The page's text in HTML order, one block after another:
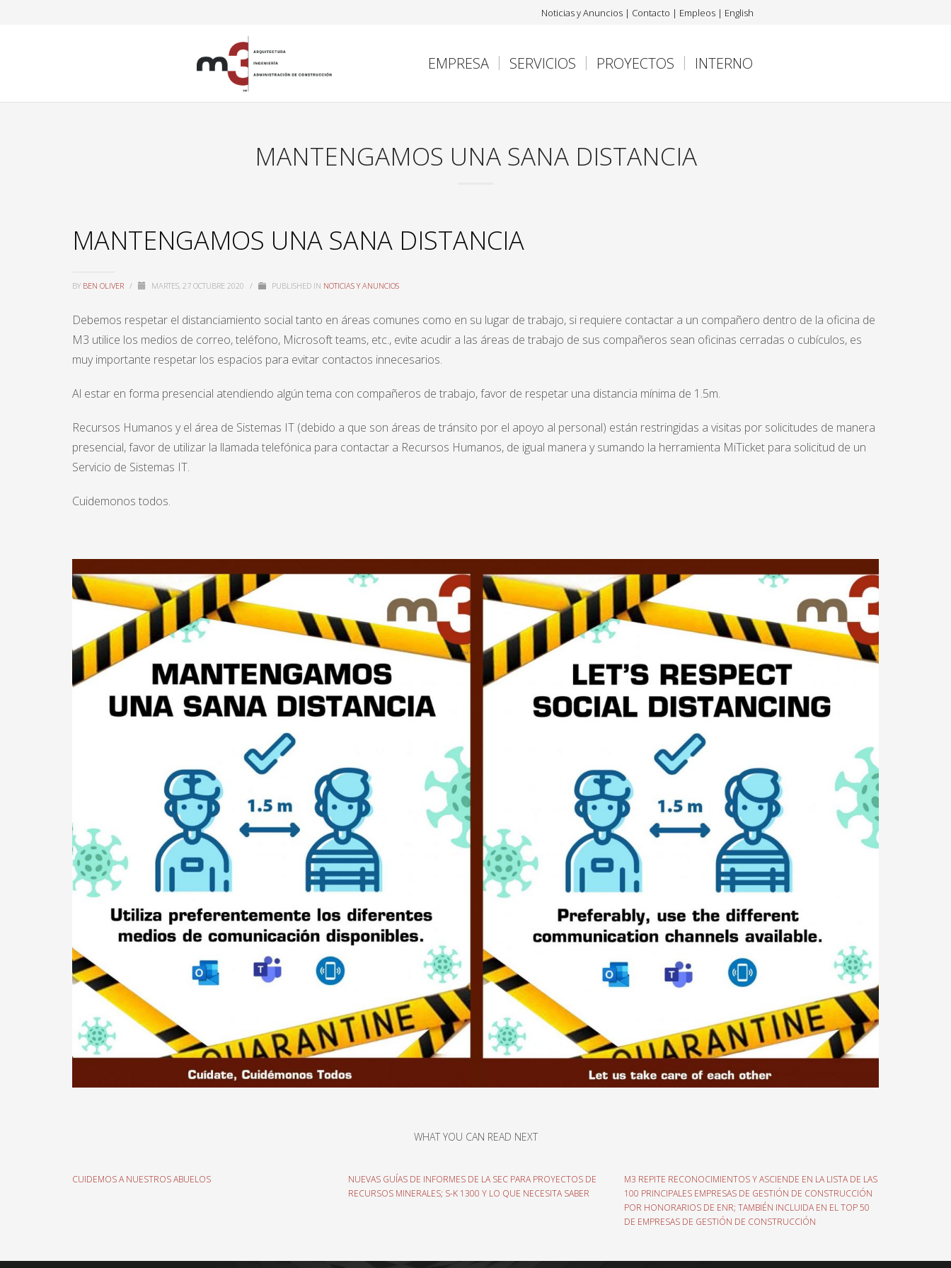
Noticias y Anuncios | Contacto | Empleos | English
EMPRESA SERVICIOS PROYECTOS INTERNO
MANTENGAMOS UNA SANA DISTANCIA
MANTENGAMOS UNA SANA DISTANCIA
BY BEN OLIVER / MARTES, 27 OCTUBRE 2020 / PUBLISHED IN NOTICIAS Y ANUNCIOS
Debemos respetar el distanciamiento social tanto en áreas comunes como en su lugar de trabajo, si requiere contactar a un compañero dentro de la oficina de
M3 utilice los medios de correo, teléfono, Microsoft teams, etc., evite acudir a las áreas de trabajo de sus compañeros sean oficinas cerradas o cubículos, es
muy importante respetar los espacios para evitar contactos innecesarios.
Al estar en forma presencial atendiendo algún tema con compañeros de trabajo, favor de respetar una distancia mínima de 1.5m.
​​​​​​​Recursos Humanos y el área de Sistemas IT (debido a que son áreas de tránsito por el apoyo al personal) están restringidas a visitas por solicitudes de manera
presencial, favor de utilizar la llamada telefónica para contactar a Recursos Humanos, de igual manera y sumando la herramienta MiTicket para solicitud de un
Servicio de Sistemas IT.
Cuidemonos todos.
WHAT YOU CAN READ NEXT
CUIDEMOS A NUESTROS ABUELOS
NUEVAS GUÍAS DE INFORMES DE LA SEC PARA PROYECTOS DE
RECURSOS MINERALES; S-K 1300 Y LO QUE NECESITA SABER
M3 REPITE RECONOCIMIENTOS Y ASCIENDE EN LA LISTA DE LAS
100 PRINCIPALES EMPRESAS DE GESTIÓN DE CONSTRUCCIÓN
POR HONORARIOS DE ENR; TAMBIÉN INCLUIDA EN EL TOP 50
DE EMPRESAS DE GESTIÓN DE CONSTRUCCIÓN